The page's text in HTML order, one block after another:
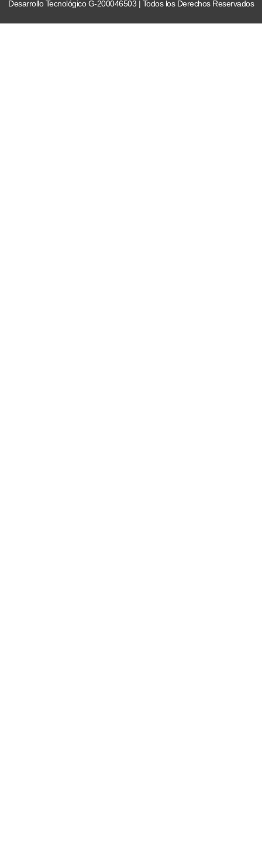
Desarrollo Tecnológico G-200046503 | Todos los Derechos Reservados